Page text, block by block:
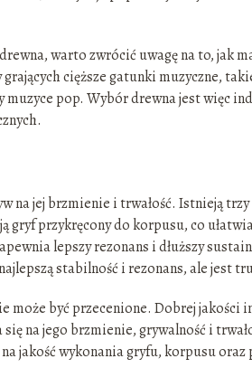
warto zwrócić uwagę na to, jak
cięższe gatunki muzyczne,
muzyce pop. Wybór drewna jest więc
na jej brzmienie i trwałość. Istnieją
przykręcony do korpusu, co
lepszy rezonans i dłuższy
stabilność i rezonans, ale jest
może być przecenione. Dobrej jakości
na jego brzmienie, grywalność i
jakość wykonania gryfu, korpusu oraz